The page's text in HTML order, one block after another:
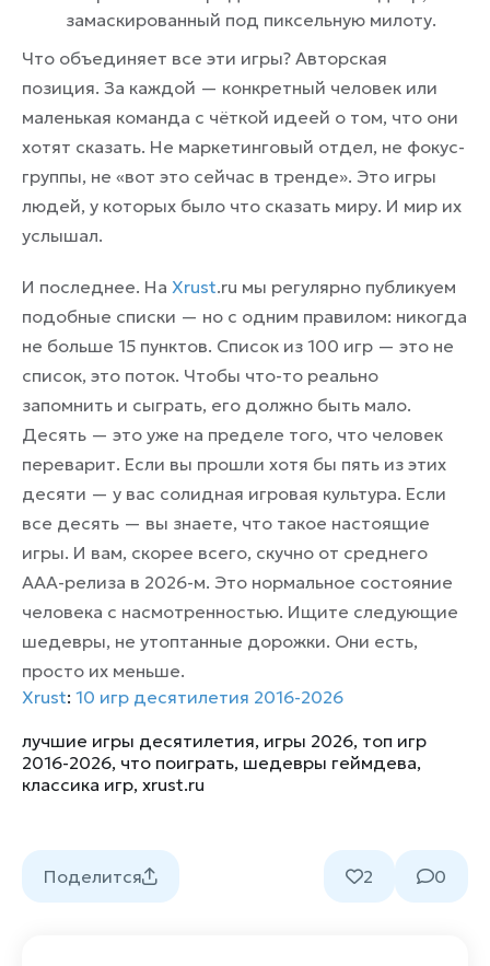
замаскированный под пиксельную милоту.
Что объединяет все эти игры? Авторская
позиция. За каждой — конкретный человек или
маленькая команда с чёткой идеей о том, что они
хотят сказать. Не маркетинговый отдел, не фокус-
группы, не «вот это сейчас в тренде». Это игры
людей, у которых было что сказать миру. И мир их
услышал.
И последнее. На Xrust.ru мы регулярно публикуем
подобные списки — но с одним правилом: никогда
не больше 15 пунктов. Список из 100 игр — это не
список, это поток. Чтобы что-то реально
запомнить и сыграть, его должно быть мало.
Десять — это уже на пределе того, что человек
переварит. Если вы прошли хотя бы пять из этих
десяти — у вас солидная игровая культура. Если
все десять — вы знаете, что такое настоящие
игры. И вам, скорее всего, скучно от среднего
ААА-релиза в 2026-м. Это нормальное состояние
человека с насмотренностью. Ищите следующие
шедевры, не утоптанные дорожки. Они есть,
просто их меньше.
Xrust: 10 игр десятилетия 2016-2026
лучшие игры десятилетия, игры 2026, топ игр
2016-2026, что поиграть, шедевры геймдева,
классика игр, xrust.ru
Поделится 2 0